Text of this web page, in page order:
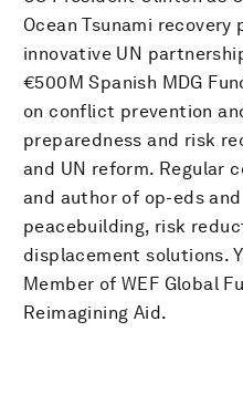
Ocean Tsunami recovery
innovative UN
€500M Spanish MDG
on conflict prevention
preparedness and risk
and UN reform. Regular
and author of op-eds
peacebuilding, risk
displacement solutions.
Member of WEF Global
Reimagining Aid.